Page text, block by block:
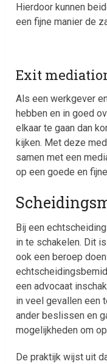
Hierdoor kunnen
een fijne manier de
Exit
Als een werkgever
hebben en in goed
elkaar te gaan dan
kijken. Met deze
samen met een
op een goede en
Bij een
in te schakelen. Dit
ook een beroep
een advocaat
in veel gevallen een
ander beslissen en
mogelijkheden om
De praktijk wijst uit